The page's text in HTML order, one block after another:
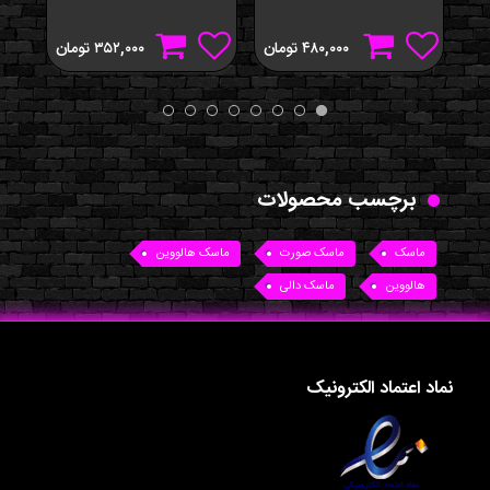
۴۸۰,۰۰۰تومان ۳۵۲,۰۰۰تومان
برچسب محصولات
ماسک ماسک صورت
ماسک هالووین
هالووین
ماسک دالی
نماد اعتماد الکترونیک